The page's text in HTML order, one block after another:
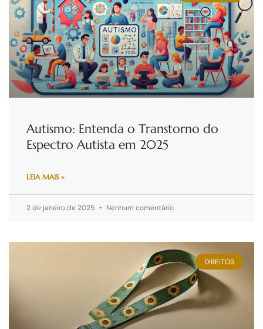
Autismo: Entenda o Transtorno do
Espectro Autista em 2025
LEIA MAIS »
2 de janeiro de 2025 Nenhum comentário
DIREITOS